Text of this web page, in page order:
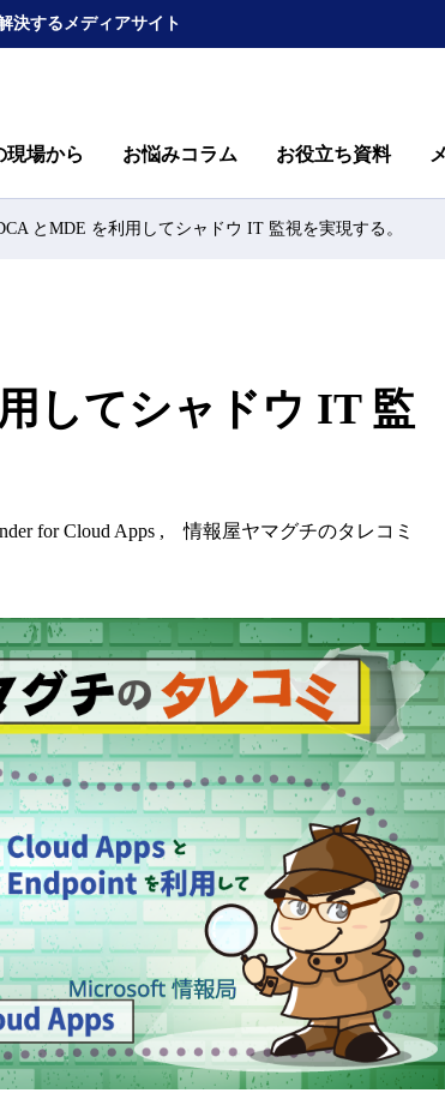
決するメディアサイト
現場から お悩みコラム お役立ち資料
とMDE を利用してシャドウ IT 監視を実現する。
してシャドウ IT 監
for Cloud Apps 情報屋ヤマグチのタレコミ